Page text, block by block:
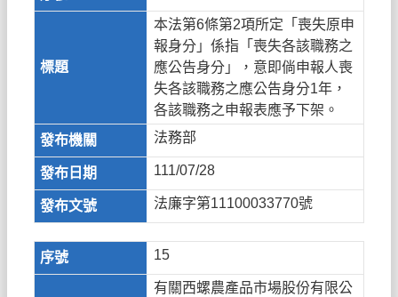
本法第6條第2項所定「喪失原申
報身分」係指「喪失各該職務之
應公告身分」，意即倘申報人喪
失各該職務之應公告身分1年，
各該職務之申報表應予下架。
法務部
111/07/28
法廉字第11100033770號
15
有關西螺農產品市場股份有限公